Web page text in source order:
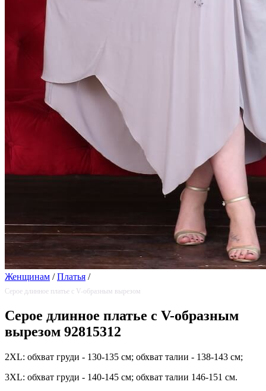
Женщинам / Платья /
Серое длинное платье с V-образным вырезом
Серое длинное платье с V-образным
вырезом 92815312
2XL: обхват груди - 130-135 см; обхват талии - 138-143 см;
3XL: обхват груди - 140-145 см; обхват талии 146-151 см.